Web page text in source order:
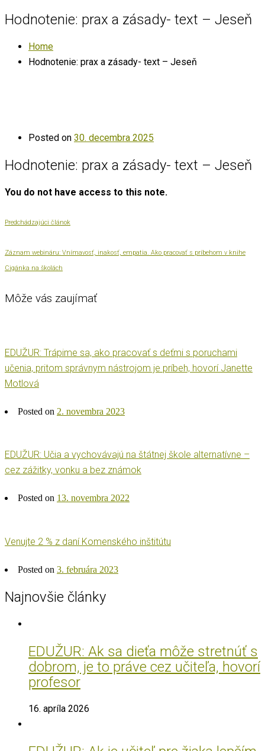
Hodnotenie: prax a zásady- text – Jeseň
Home
Hodnotenie: prax a zásady- text – Jeseň
Posted on 30. decembra 2025
Hodnotenie: prax a zásady- text – Jeseň
You do not have access to this note.
Predchádzajúci článok
Záznam webináru: Vnímavosť, inakosť, empatia. Ako pracovať s príbehom v knihe
Cigánka na školách
Môže vás zaujímať
EDUŽUR: Trápime sa, ako pracovať s deťmi s poruchami
učenia, pritom správnym nástrojom je príbeh, hovorí Janette
Motlová
Posted on 2. novembra 2023
EDUŽUR: Učia a vychovávajú na štátnej škole alternatívne –
cez zážitky, vonku a bez známok
Posted on 13. novembra 2022
Venujte 2 % z daní Komenského inštitútu
Posted on 3. februára 2023
Najnovšie články
EDUŽUR: Ak sa dieťa môže stretnúť s
dobrom, je to práve cez učiteľa, hovorí
profesor
16. apríla 2026